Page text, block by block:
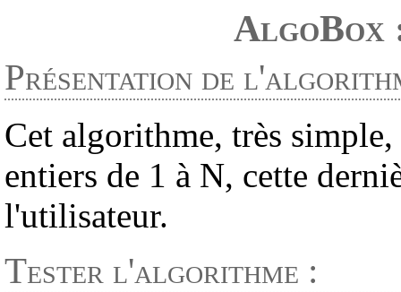
AlgoBox
Présentation de
Cet algorithme, très
entiers de 1 à N, cette
l'utilisateur.
Tester l'algorithme :